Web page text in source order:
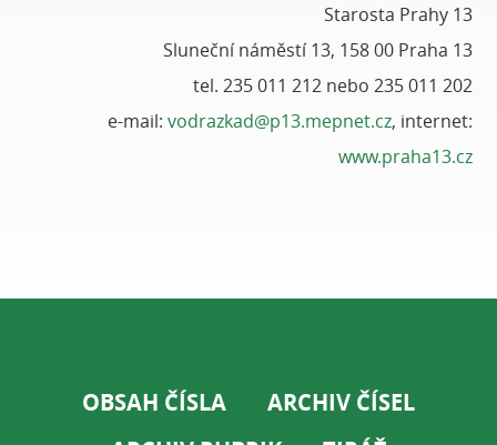
Starosta Prahy 13
Sluneční náměstí 13, 158 00 Praha 13
tel. 235 011 212 nebo 235 011 202
e-mail: vodrazkad@p13.mepnet.cz, internet:
www.praha13.cz
OBSAH ČÍSLA
ARCHIV ČÍSEL